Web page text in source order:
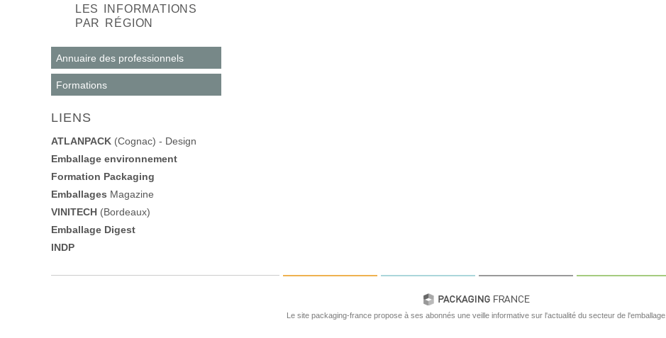
LES INFORMATIONS
PAR RÉGION
Annuaire des professionnels
Formations
LIENS
ATLANPACK (Cognac) - Design
Emballage environnement
Formation Packaging
Emballages Magazine
VINITECH (Bordeaux)
Emballage Digest
INDP
Le site packaging-france propose à ses abonnés une veille informative sur l'actualité du secteur de l'emballage.